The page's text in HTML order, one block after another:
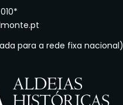
para a rede fixa nacional)